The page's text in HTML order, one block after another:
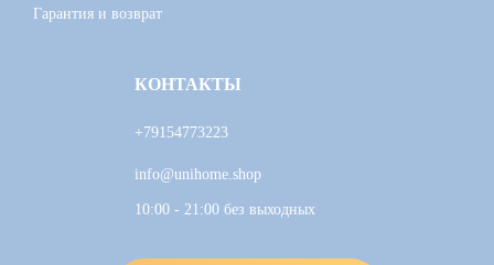
Гарантия и возврат
КОНТАКТЫ
+79154773223
info@unihome.shop
10:00 - 21:00 без выходных